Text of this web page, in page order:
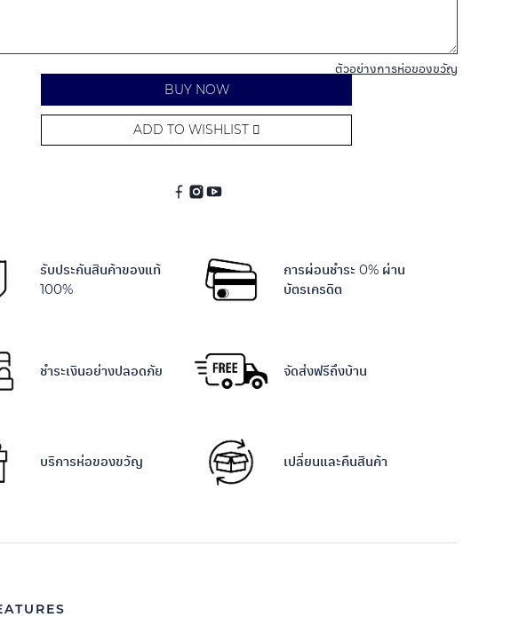
ตัวอย่างการห่อของขวัญ
BUY NOW
ADD TO WISHLIST
รับประกันสินค้าของแท้
100%
การผ่อนชำระ 0% ผ่าน
บัตรเครดิต
ชำระเงินอย่างปลอดภัย จัดส่งฟรีถึงบ้าน
บริการห่อของขวัญ เปลี่ยนและคืนสินค้า